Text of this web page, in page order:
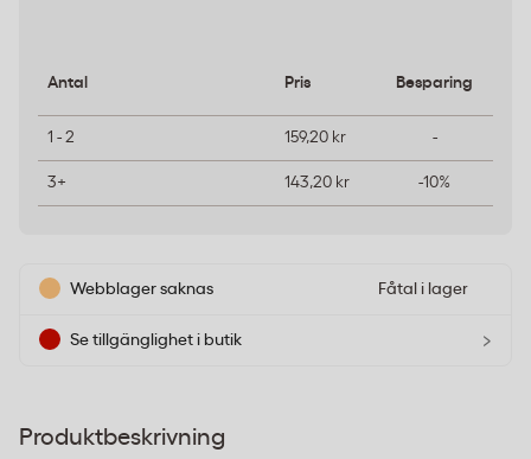
Antal Pris Besparing
1 - 2 159,20 kr -
3+ 143,20 kr -10%
Webblager saknas Fåtal i lager
Se tillgänglighet i butik ›
Produktbeskrivning